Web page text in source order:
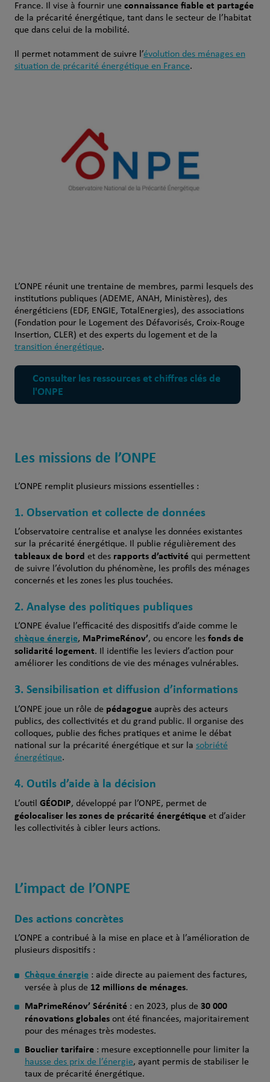
France. Il vise à fournir une connaissance fiable et partagée
de la précarité énergétique, tant dans le secteur de l’habitat
que dans celui de la mobilité.
Il permet notamment de suivre l’évolution des ménages en
situation de précarité énergétique en France.
L’ONPE réunit une trentaine de membres, parmi lesquels des
institutions publiques (ADEME, ANAH, Ministères), des
énergéticiens (EDF, ENGIE, TotalEnergies), des associations
(Fondation pour le Logement des Défavorisés, Croix-Rouge
Insertion, CLER) et des experts du logement et de la
transition énergétique.
Consulter les ressources et chiffres clés de
l'ONPE
Les missions de l’ONPE
L’ONPE remplit plusieurs missions essentielles :
1. Observation et collecte de données
L’observatoire centralise et analyse les données existantes
sur la précarité énergétique. Il publie régulièrement des
tableaux de bord et des rapports d’activitéqui permettent
de suivre l’évolution du phénomène, les profils des ménages
concernés et les zones les plus touchées.
2. Analyse des politiques publiques
L’ONPE évalue l’efficacité des dispositifs d’aide comme le
chèque énergie, MaPrimeRénov’, ou encore les fonds de
solidarité logement. Il identifie les leviers d’action pour
améliorer les conditions de vie des ménages vulnérables.
3. Sensibilisation et diffusion d’informations
L’ONPE joue un rôle de pédagogueauprès des acteurs
publics, des collectivités et du grand public. Il organise des
colloques, publie des fiches pratiques et anime le débat
national sur la précarité énergétique et sur la sobriété
énergétique.
4. Outils d’aide à la décision
L’outil GÉODIP, développé par l’ONPE, permet de
géolocaliser les zones de précarité énergétiqueet d’aider
les collectivités à cibler leurs actions.
L’impact de l’ONPE
Des actions concrètes
L’ONPE a contribué à la mise en place et à l’amélioration de
plusieurs dispositifs :
Chèque énergie: aide directe au paiement des factures,
versée à plus de 12 millions de ménages.
MaPrimeRénov’ Sérénité: en 2023, plus de 30 000
rénovations globalesont été financées, majoritairement
pour des ménages très modestes.
Bouclier tarifaire: mesure exceptionnelle pour limiter la
hausse des prix de l’énergie, ayant permis de stabiliser le
taux de précarité énergétique.